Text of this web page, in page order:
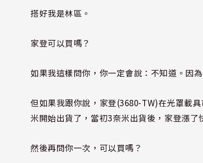
搭好我是林區。
家登可以買嗎？
如果我這樣問你，你一定會說：不知道。因
但如果我跟你說，家登(3680-TW)在光罩載
米開始出貨了，當初3奈米出貨後，家登漲了
然後再問你一次，可以買嗎？